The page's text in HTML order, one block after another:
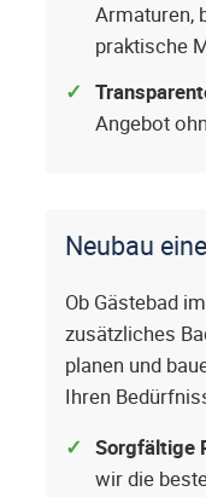
Armaturen,
praktische
Angebot
Neubau
Ob Gästebad
zusätzliches
planen und
Ihren
Sorgfältige
wir die